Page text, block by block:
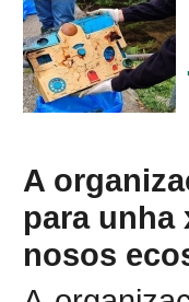
A
para
nosos